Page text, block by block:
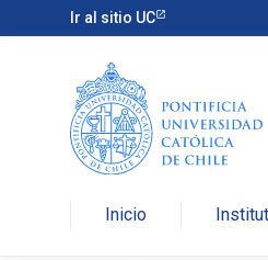
Ir al sitio UC
Inicio